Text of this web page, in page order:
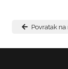
Povratak na